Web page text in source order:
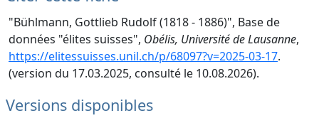
"Bühlmann, Gottlieb Rudolf (1818 - 1886)", Base de
données "élites suisses", Obélis, Université de Lausanne,
https://elitessuisses.unil.ch/p/68097?v=2025-03-17.
(version du 17.03.2025, consulté le 10.08.2026).
Versions disponibles